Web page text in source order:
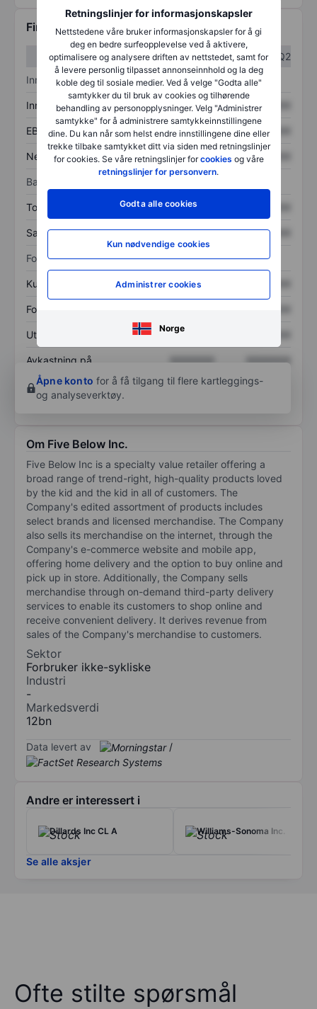
Retningslinjer for informasjonskapsler
Nettstedene våre bruker informasjonskapsler for å gi
deg en bedre surfeopplevelse ved å aktivere,
optimalisere og analysere driften av nettstedet, samt for
å levere personlig tilpasset annonseinnhold og la deg
koble deg til sosiale medier. Ved å velge "Godta alle"
samtykker du til bruk av cookies og tilhørende
behandling av personopplysninger. Velg "Administrer
samtykke" for å administrere samtykkeinnstillingene
dine. Du kan når som helst endre innstillingene dine eller
trekke tilbake samtykket ditt via siden med retningslinjer
for cookies. Se våre retningslinjer forcookies og våre
retningslinjer for personvern.
Godta alle cookies
Kun nødvendige cookies
Administrer cookies
Norge
Finansiell informasjon
Q1
Q2
Inntektsoversikt
Inntekter XXXXXXX XXXXXXX
EBITDA XXXXXXX XXXXXXX
Nettoinntekt XXXXXXX XXXXXXX
Balanse
Totale eiendeler XXXXXXX
Samlet gjeld XXXXXXX XXXXXXX
Forholdstall
Kurs/salg XXXXXXX
Fortjeneste per aksje
Utbytte per aksje XXXXXXX
Avkastning på
egenkapital
XXXXXXX
XXXXXXX
Åpne konto for å få tilgang til flere kartleggings-
og analyseverktøy.
Om Five Below Inc.
Five Below Inc is a specialty value retailer offering a
broad range of trend-right, high-quality products loved
by the kid and the kid in all of customers. The
Company's edited assortment of products includes
select brands and licensed merchandise. The Company
also sells its merchandise on the internet, through the
Company's e-commerce website and mobile app,
offering home delivery and the option to buy online and
pick up in store. Additionally, the Company sells
merchandise through on-demand third-party delivery
services to enable its customers to shop online and
receive convenient delivery. It derives revenue from
sales of the Company's merchandise to customers.
Sektor
Forbruker ikke-sykliske
Industri
-
Markedsverdi
12bn
Data levert av /
Andre er interessert i
Dillards Inc CL A Williams-Sonoma Inc.
Se alle aksjer
Ofte stilte spørsmål